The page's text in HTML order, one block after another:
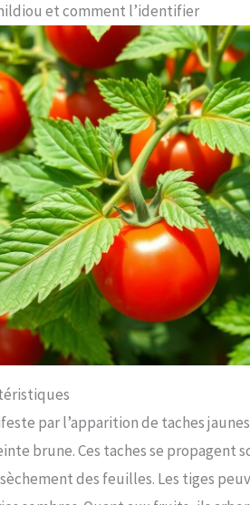
et comment l’identifier
par l’apparition de taches
brune. Ces taches se propagent
des feuilles. Les tiges